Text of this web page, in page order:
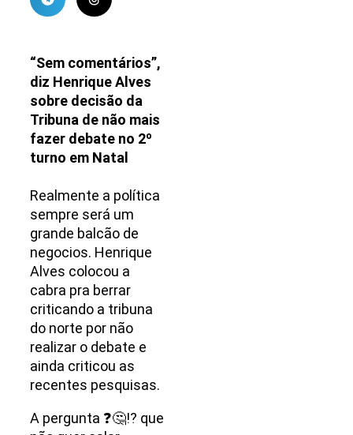
“Sem comentários”,
diz Henrique Alves
sobre decisão da
Tribuna de não mais
fazer debate no 2º
turno em Natal
Realmente a política
sempre será um
grande balcão de
negocios. Henrique
Alves colocou a
cabra pra berrar
criticando a tribuna
do norte por não
realizar o debate e
ainda criticou as
recentes pesquisas.
A pergunta ❓🤔⁉️ que